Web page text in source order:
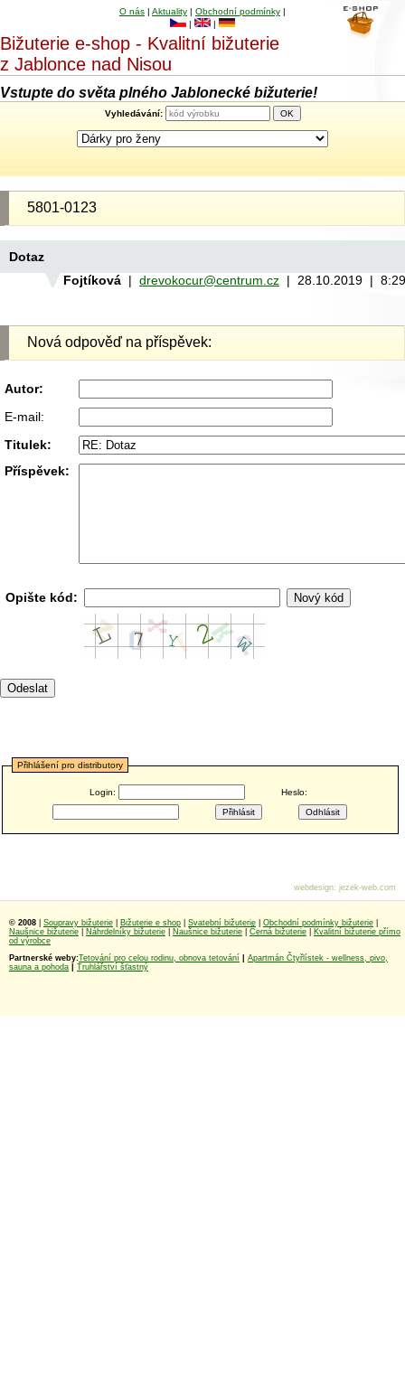
O nás | Aktuality | Obchodní podmínky |
|
|
Bižuterie e-shop - Kvalitní bižuterie
z Jablonce nad Nisou
Vstupte do světa plného Jablonecké bižuterie!
Vyhledávání:
5801-0123
Dotaz
Fojtíková | drevokocur@centrum.cz | 28.10.2019 |
Nová odpověď na příspěvek:
Autor:
E-mail:
Titulek:
Příspěvek:
Opište kód:
Přihlášení pro distributory
Login: Heslo:
© 2008 Soupravy bižuterie Bižuterie e shop Svatební bižuterie Obchodní podmínky bižuterie
Naušnice bižuterie
Náhrdelníky bižuterie Naušnice bižuterie Černá bižuterie
Kvalitní bižuterie přímo
od výrobce
Partnerské weby:Tetování pro celou rodinu, obnova tetování
Apartmán Čtyřlístek - wellness, pivo,
sauna a pohoda
Truhlářství šťastný
webdesign: jezek-web.com